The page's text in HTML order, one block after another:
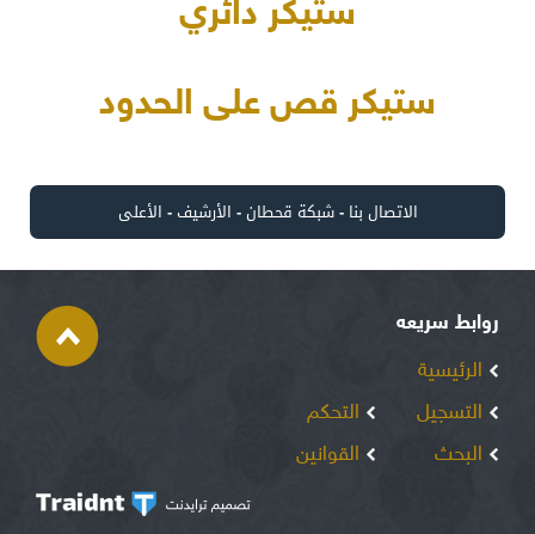
ستيكر دائري
ستيكر قص على الحدود
الاتصال بنا -شبكة قحطان- الأرشيف- الأعلى
روابط سريعه
الرئيسية
التسجيل
البحث
التحكم
القوانين